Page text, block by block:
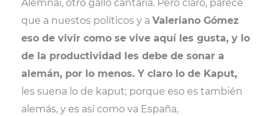
Alemnai, otro gallo cantaría. Pero claro, parece
que a nuestos políticos y a Valeriano Gómez
eso de vivir como se vive aquí les gusta, y lo
de la productividad les debe de sonar a
alemán, por lo menos. Y claro lo de Kaput,
les suena lo de kaput; porque eso es también
alemás, y es así como va España,